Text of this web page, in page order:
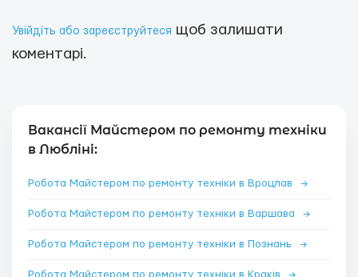
Увійдіть або зареєструйтеся щоб залишати
коментарі.
Вакансії Майстером по ремонту техніки
в Любліні:
Робота Майстером по ремонту техніки в Вроцлав →
Робота Майстером по ремонту техніки в Варшава →
Робота Майстером по ремонту техніки в Познань →
Робота Майстером по ремонту техніки в Краків →